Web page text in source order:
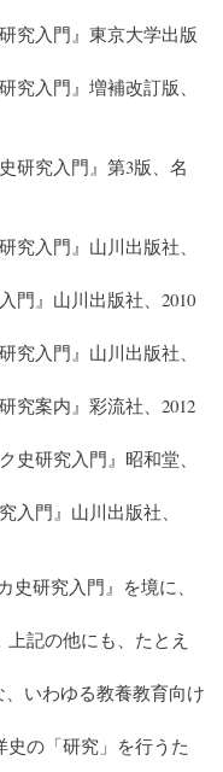
究入門』東京大学出版
入門』増補改訂版、
研究入門』第3版、名
入門』山川出版社、
門』山川出版社、2010
入門』山川出版社、
究案内』彩流社、2012
研究入門』昭和堂、
門』山川出版社、
研究入門』を境に、
記の他にも、たとえ
いわゆる教養教育向け
の「研究」を行うた